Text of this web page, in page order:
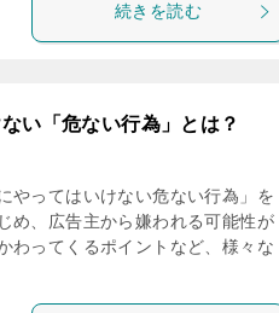
続きを読む
い「危ない行為」とは？
やってはいけない危ない行為」を
め、広告主から嫌われる可能性が
わってくるポイントなど、様々な